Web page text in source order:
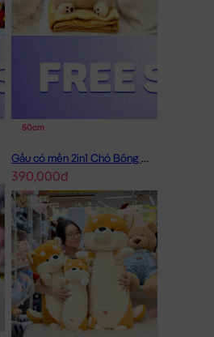
95cm
50cm
Gấu có mền 2in1 Chó Bông Mặt Xệ Đội Gà
390,000đ